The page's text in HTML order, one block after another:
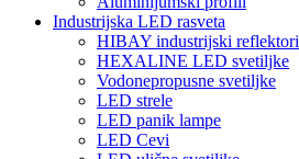
Industrijska LED rasveta
HIBAY industrijski reflektori
HEXALINE LED svetiljke
Vodonepropusne svetiljke
LED strele
LED panik lampe
LED Cevi